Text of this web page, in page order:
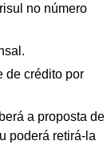
no número
de crédito por
a proposta de
poderá retirá-la